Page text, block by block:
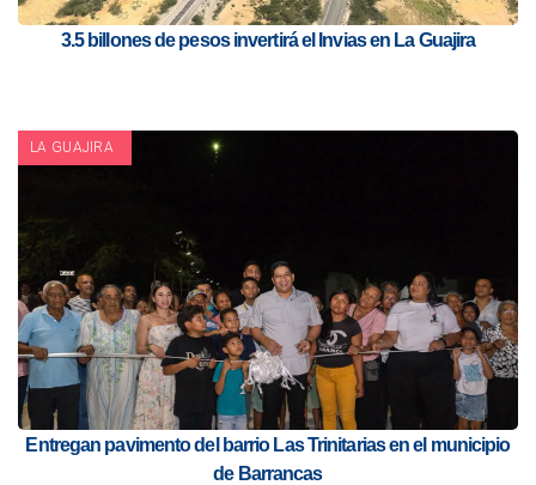
3.5 billones de pesos invertirá el Invias en La Guajira
LA GUAJIRA
Entregan pavimento del barrio Las Trinitarias en el municipio
de Barrancas